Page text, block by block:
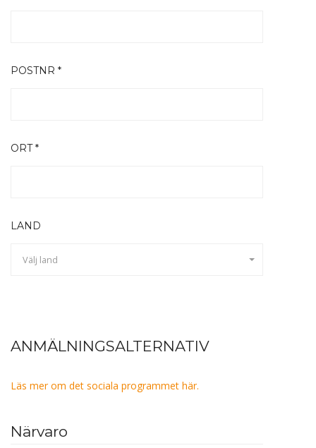
POSTNR *
ORT *
LAND
Välj land
ANMÄLNINGSALTERNATIV
Läs mer om det sociala programmet här.
Närvaro